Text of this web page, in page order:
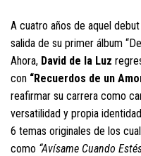
A cuatro años de aquel
salida de su primer álbum
Ahora, David de la Luz
con “Recuerdos de un
reafirmar su carrera como
versatilidad y propia
6 temas originales de los
como “Avísame Cuando